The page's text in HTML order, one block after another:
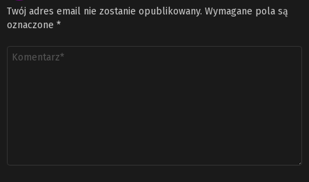
Twój adres email nie zostanie opublikowany. Wymagane pola są
oznaczone *
Komentarz